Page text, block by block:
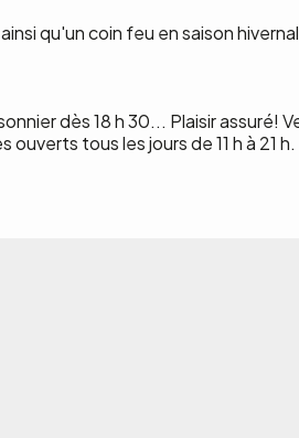
qu'un coin feu en saison
dès 18 h 30... Plaisir assuré!
tous les jours de 11 h à 21 h.